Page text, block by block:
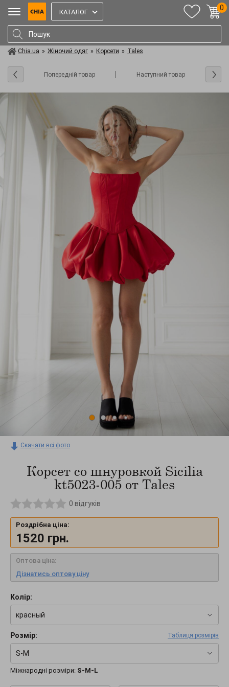
КАТАЛОГ
0
Chia.ua » Жіночий одяг » Корсети » Tales
Попередній товар Наступний товар
Скачати всі фото
Корсет со шнуровкой Sicilia
kt5023-005 от Tales
0 відгуків
Роздрібна ціна:
1520 грн.
Оптова ціна:
Дізнатись оптову ціну
Колір:
красный
Розмір: Таблиця розмірів
S-M
Міжнародні розміри: S-M-L